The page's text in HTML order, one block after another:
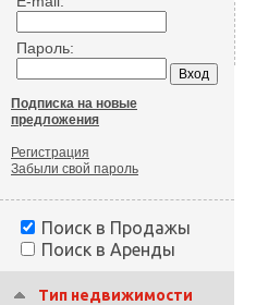
Пароль:
Подписка на новые
предложения
Регистрация
Забыли свой пароль
Поиск в Продажы
Поиск в Аренды
Тип недвижимости